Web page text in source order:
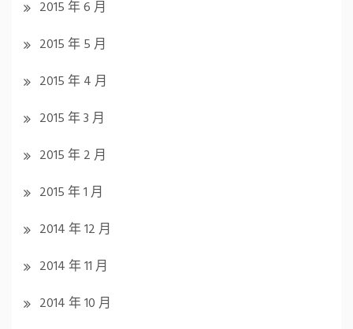
2015 年 6 月
2015 年 5 月
2015 年 4 月
2015 年 3 月
2015 年 2 月
2015 年 1 月
2014 年 12 月
2014 年 11 月
2014 年 10 月